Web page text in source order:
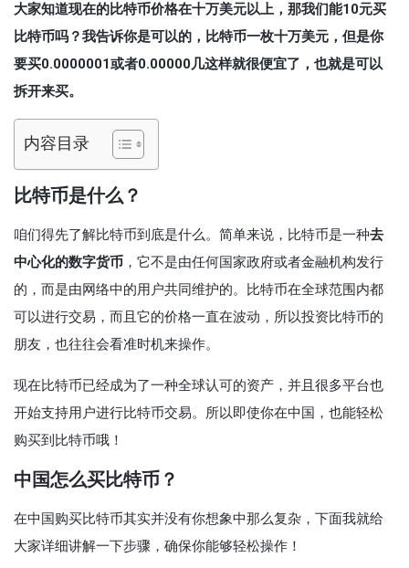
大家知道现在的比特币价格在十万美元以上，那我们能10元买
比特币吗？我告诉你是可以的，比特币一枚十万美元，但是你
要买0.0000001或者0.00000几这样就很便宜了，也就是可以
拆开来买。
内容目录
比特币是什么？
咱们得先了解比特币到底是什么。简单来说，比特币是一种去
中心化的数字货币 ，它不是由任何国家政府或者金融机构发行
的，而是由网络中的用户共同维护的。比特币在全球范围内都
可以进行交易，而且它的价格一直在波动，所以投资比特币的
朋友，也往往会看准时机来操作。
现在比特币已经成为了一种全球认可的资产，并且很多平台也
开始支持用户进行比特币交易。所以即使你在中国，也能轻松
购买到比特币哦！
中国怎么买比特币？
在中国购买比特币其实并没有你想象中那么复杂，下面我就给
大家详细讲解一下步骤，确保你能够轻松操作！